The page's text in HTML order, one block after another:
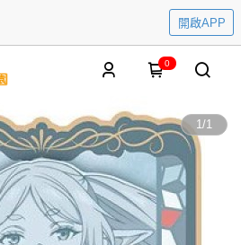
開啟APP
0
1/1